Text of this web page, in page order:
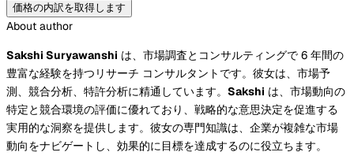
価格の内訳を取得します
About author
Sakshi Suryawanshi は、市場調査とコンサルティングで 6 年間の
豊富な経験を持つリサーチ コンサルタントです。彼女は、市場予
測、競合分析、特許分析に精通しています。 Sakshi は、市場動向の
特定と競合環境の評価に優れており、戦略的な意思決定を促進する
実用的な洞察を提供します。彼女の専門知識は、企業が複雑な市場
動向をナビゲートし、効果的に目標を達成するのに役立ちます。